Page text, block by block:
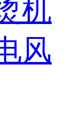
机
风